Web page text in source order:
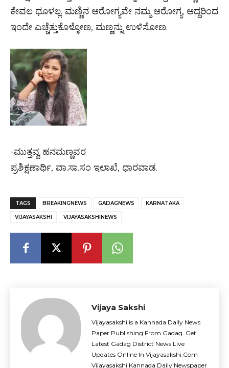
ಕೇವಲ ಧೂಳಲ್ಲ. ಮಣ್ಣಿನ ಆರೋಗ್ಯವೇ ನಮ್ಮ ಆರೋಗ್ಯ. ಆದ್ದರಿಂದ
ಇಂದೇ ಎಚ್ಚೆತ್ತುಕೊಳ್ಳೋಣ, ಮಣ್ಣನ್ನು ಉಳಿಸೋಣ.
-ಮುತ್ತವ್ವ ಹನಮಣ್ಣವರ
ಪ್ರಶಿಕ್ಷಣಾರ್ಥಿ, ವಾ.ಸಾ.ಸಂ ಇಲಾಖೆ, ಧಾರವಾಡ.
TAGS BREAKINGNEWS GADAGNEWS KARNATAKA
VIJAYASAKSHI VIJAYASAKSHINEWS
Vijaya Sakshi
Vijayasakshi is a Kannada Daily News
Paper Publishing From Gadag. Get
Latest Gadag District News Live
Updates Online In Vijayasakshi.Com
Vijayasakshi Kannada Daily Newspaper